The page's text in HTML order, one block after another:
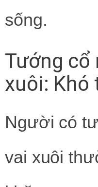
sống.
Tướng cổ
xuôi: Khó
Người có
vai xuôi